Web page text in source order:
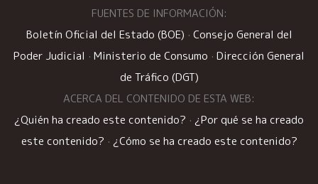
FUENTES DE INFORMACIÓN:
Boletín Oficial del Estado (BOE) · Consejo General del
Poder Judicial · Ministerio de Consumo · Dirección General
de Tráfico (DGT)
ACERCA DEL CONTENIDO DE ESTA WEB:
¿Quién ha creado este contenido? · ¿Por qué se ha creado
este contenido? · ¿Cómo se ha creado este contenido?